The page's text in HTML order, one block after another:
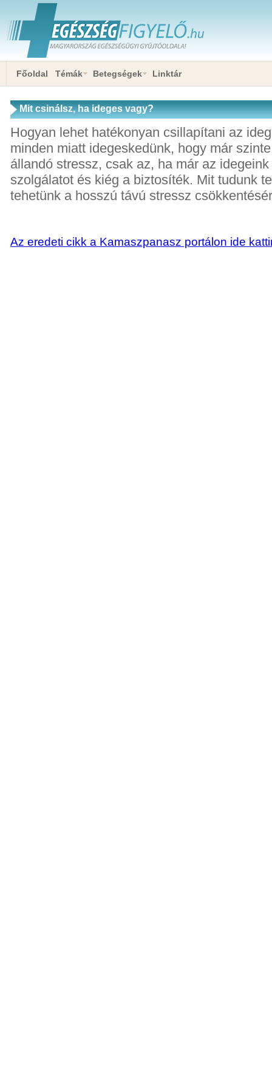
Főoldal Témák Betegségek Linktár
Mit csinálsz, ha ideges vagy?
Hogyan lehet hatékonyan csillapítani az
minden miatt idegeskedünk, hogy már
állandó stressz, csak az, ha már az
szolgálatot és kiég a biztosíték. Mit tudunk
tehetünk a hosszú távú stressz
Az eredeti cikk a Kamaszpanasz portálon ide